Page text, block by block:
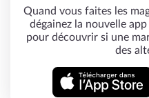
Quand vous faites les
dégainez la nouvelle
pour découvrir si une
des